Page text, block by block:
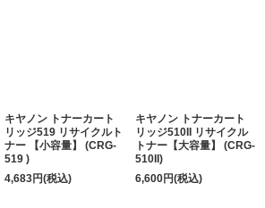
キヤノン トナーカート
リッジ519 リサイクルト
ナー 【小容量】 (CRG-
519 )
4,683円(税込)
キヤノン トナーカート
リッジ510II リサイクル
トナー【大容量】 (CRG-
510II)
6,600円(税込)